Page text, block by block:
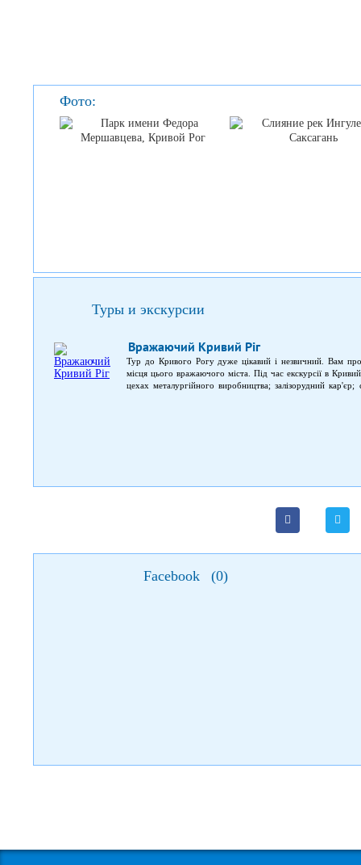
Фото:
Туры и экскурсии
Вражаючий Кривий Ріг
Тур до Кривого Рогу дуже цікавий і незвичний. Вам
місця цього вражаючого міста. Під час екскурсії в
цехах металургійного виробництва; залізорудний кар'єр;
Facebook (0)